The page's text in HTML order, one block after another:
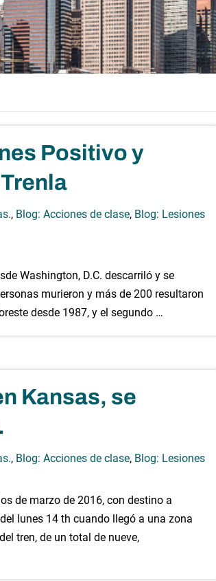
Positivo y
, Blog: Acciones de clase, Blog: Lesiones
Washington, D.C. descarriló y se
murieron y más de 200 resultaron
desde 1987, y el segundo …
Kansas, se
, Blog: Acciones de clase, Blog: Lesiones
de marzo de 2016, con destino a
lunes 14 th cuando llegó a una zona
tren, de un total de nueve,